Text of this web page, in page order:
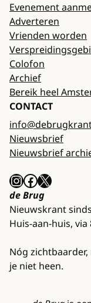
Evenement
Adverteren
Vrienden worden
Colofon
Archief
Bereik heel
CONTACT
Nieuwsbrief
Nieuwsbrief
InstagramFacebook X
de Brug
Nieuwskrant
Huis-aan-huis,
Nóg
je niet heen.